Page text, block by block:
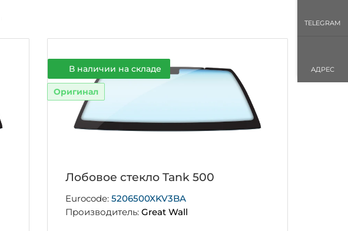
В наличии на складе
Оригинал
Лобовое стекло Tank 500
Eurocode:5206500XKV3BA
Производитель:Great Wall
TELEGRAM
АДРЕС